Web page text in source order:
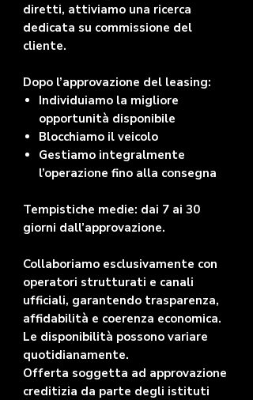
diretti, attiviamo una ricerca
dedicata su commissione del
cliente.
Dopo l’approvazione del leasing:
Individuiamo la migliore
opportunità disponibile
Blocchiamo il veicolo
Gestiamo integralmente
l’operazione fino alla consegna
Tempistiche medie: dai 7 ai 30
giorni dall’approvazione.
Collaboriamo esclusivamente con
operatori strutturati e canali
ufficiali, garantendo trasparenza,
affidabilità e coerenza economica.
Le disponibilità possono variare
quotidianamente.
Offerta soggetta ad approvazione
creditizia da parte degli istituti